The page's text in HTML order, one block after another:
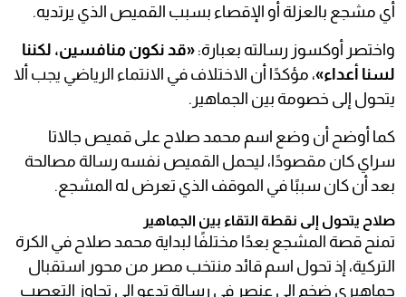
أي مشجع بالعزلة أو الإقصاء بسبب القميص الذي يرتديه.
واختصر أوكسوز رسالته بعبارة: «قد نكون منافسين، لكننا
لسنا أعداء»، مؤكدًا أن الاختلاف في الانتماء الرياضي يجب ألا
يتحول إلى خصومة بين الجماهير.
كما أوضح أن وضع اسم محمد صلاح على قميص جالاتا
سراي كان مقصودًا، ليحمل القميص نفسه رسالة مصالحة
بعد أن كان سببًا في الموقف الذي تعرض له المشجع.
صلاح يتحول إلى نقطة التقاء بين الجماهير
تمنح قصة المشجع بعدًا مختلفًا لبداية محمد صلاح في الكرة
التركية، إذ تحول اسم قائد منتخب مصر من محور استقبال
جماهيري ضخم إلى عنصر في رسالة تدعو إلى تجاوز التعصب